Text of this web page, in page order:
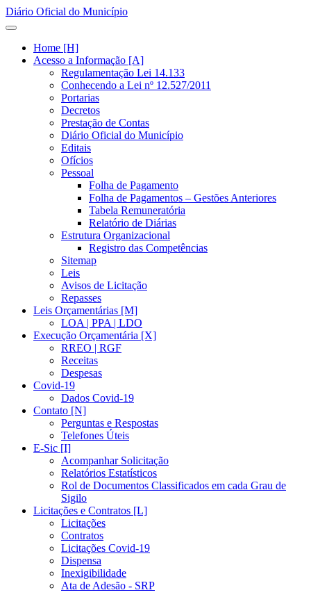
Diário Oficial do Município
Home [H]
Acesso a Informação [A]
Regulamentação Lei 14.133
Conhecendo a Lei nº 12.527/2011
Portarias
Decretos
Prestação de Contas
Diário Oficial do Município
Editais
Ofícios
Pessoal
Folha de Pagamento
Folha de Pagamentos – Gestões Anteriores
Tabela Remuneratória
Relatório de Diárias
Estrutura Organizacional
Registro das Competências
Sitemap
Leis
Avisos de Licitação
Repasses
Leis Orçamentárias [M]
LOA | PPA | LDO
Execução Orçamentária [X]
RREO | RGF
Receitas
Despesas
Covid-19
Dados Covid-19
Contato [N]
Perguntas e Respostas
Telefones Úteis
E-Sic [I]
Acompanhar Solicitação
Relatórios Estatísticos
Rol de Documentos Classificados em cada Grau de
Sigilo
Licitações e Contratos [L]
Licitações
Contratos
Licitações Covid-19
Dispensa
Inexigibilidade
Ata de Adesão - SRP